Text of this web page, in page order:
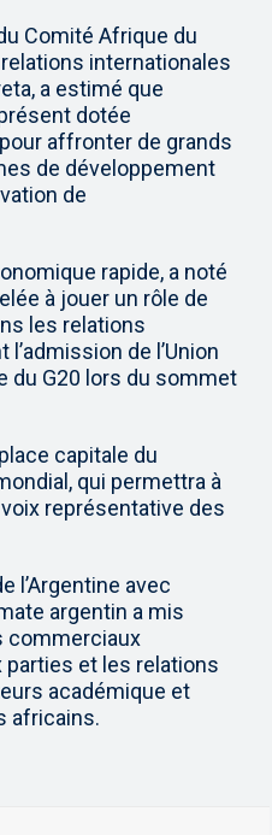
Comité Afrique du
internationales
a estimé que
dotée
affronter de grands
de développement
de
rapide, a noté
à jouer un rôle de
les relations
de l’Union
du G20 lors du sommet
capitale du
qui permettra à
voix représentative des
l’Argentine avec
argentin a mis
commerciaux
et les relations
académique et
africains.